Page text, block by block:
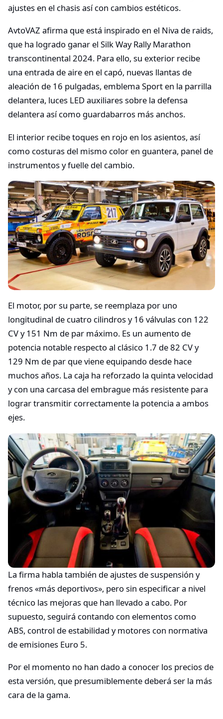
ajustes en el chasis así con cambios estéticos.
AvtoVAZ afirma que está inspirado en el Niva de raids,
que ha logrado ganar el Silk Way Rally Marathon
transcontinental 2024. Para ello, su exterior recibe
una entrada de aire en el capó, nuevas llantas de
aleación de 16 pulgadas, emblema Sport en la parrilla
delantera, luces LED auxiliares sobre la defensa
delantera así como guardabarros más anchos.
El interior recibe toques en rojo en los asientos, así
como costuras del mismo color en guantera, panel de
instrumentos y fuelle del cambio.
El motor, por su parte, se reemplaza por uno
longitudinal de cuatro cilindros y 16 válvulas con 122
CV y 151 Nm de par máximo. Es un aumento de
potencia notable respecto al clásico 1.7 de 82 CV y
129 Nm de par que viene equipando desde hace
muchos años. La caja ha reforzado la quinta velocidad
y con una carcasa del embrague más resistente para
lograr transmitir correctamente la potencia a ambos
ejes.
La firma habla también de ajustes de suspensión y
frenos «más deportivos», pero sin especificar a nivel
técnico las mejoras que han llevado a cabo. Por
supuesto, seguirá contando con elementos como
ABS, control de estabilidad y motores con normativa
de emisiones Euro 5.
Por el momento no han dado a conocer los precios de
esta versión, que presumiblemente deberá ser la más
cara de la gama.